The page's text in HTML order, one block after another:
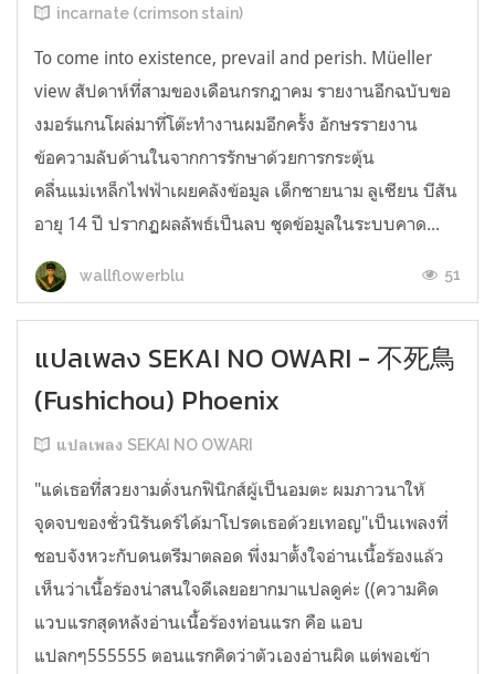
incarnate (crimson stain)
To come into existence, prevail and perish. Müeller
view สัปดาห์ที่สามของเดือนกรกฎาคม รายงานอีกฉบับขอ
งมอร์แกนโผล่มาที่โต๊ะทำงานผมอีกครั้ง อักษรรายงาน
ข้อความลับด้านในจากการรักษาด้วยการกระตุ้น
คลื่นแม่เหล็กไฟฟ้าเผยคลังข้อมูล เด็กชายนาม ลูเซียน บีสัน
อายุ 14 ปี ปรากฏผลลัพธ์เป็นลบ ชุดข้อมูลในระบบคาด...
wallflowerblu 51
แปลเพลง SEKAI NO OWARI - 不死鳥
(Fushichou) Phoenix
แปลเพลง SEKAI NO OWARI
"แด่เธอที่สวยงามดั่งนกฟินิกส์ผู้เป็นอมตะ ผมภาวนาให้
จุดจบของชั่วนิรันดร์ได้มาโปรดเธอด้วยเทอญ"เป็นเพลงที่
ชอบจังหวะกับดนตรีมาตลอด พึ่งมาตั้งใจอ่านเนื้อร้องแล้ว
เห็นว่าเนื้อร้องน่าสนใจดีเลยอยากมาแปลดูค่ะ ((ความคิด
แวบแรกสุดหลังอ่านเนื้อร้องท่อนแรก คือ แอบ
แปลกๆ555555 ตอนแรกคิดว่าตัวเองอ่านผิด แต่พอเข้า